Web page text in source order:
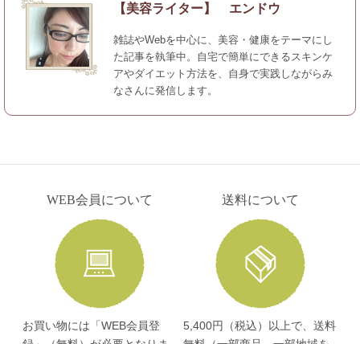
【美容ライター】 エンドウ
雑誌やWebを中心に、美容・健康をテーマにし
た記事を執筆中。自宅で簡単にできるスキンケ
アやダイエット方法を、自身で実践しながらみ
なさんに発信します。
WEB会員について
お買い物には「WEB会員登
送料について
5,400円（税込）以上で、送料